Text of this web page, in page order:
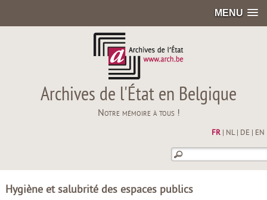
MENU
Archives de l'État en Belgique
Notre mémoire à tous !
FR| NL| DE EN
Hygiène et salubrité des espaces publics